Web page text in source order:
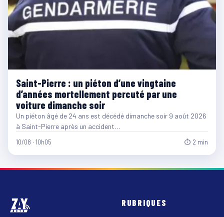
Saint-Pierre : un piéton d’une vingtaine
d’années mortellement percuté par une
voiture dimanche soir
Un piéton âgé de 24 ans est décédé dimanche soir 9 août 2026
à Saint-Pierre après un accident…
10/08 · 10h05 ⏱ 2 min
RUBRIQUES